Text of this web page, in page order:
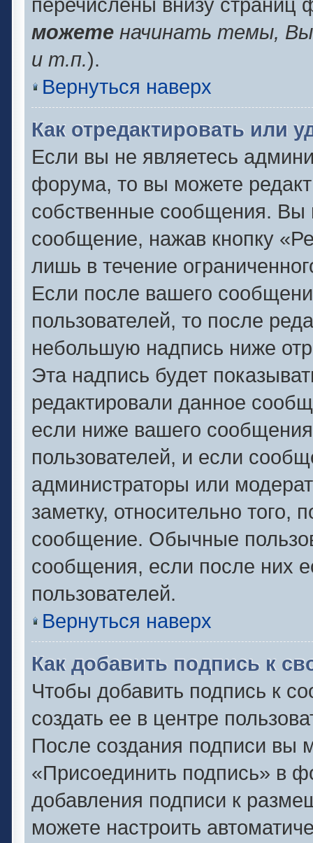
можете начинать темы,
и т.п.).
Вернуться наверх
Как отредактировать или
Если вы не являетесь
форума, то вы можете
собственные сообщения. Вы
сообщение, нажав кнопку
лишь в течение
Если после вашего
пользователей, то после
небольшую надпись ниже
Эта надпись будет
редактировали данное
если ниже вашего
пользователей, и если
администраторы или
заметку, относительно
сообщение. Обычные
сообщения, если после них
пользователей.
Вернуться наверх
Как добавить подпись к
Чтобы добавить подпись к
создать ее в центре
После создания подписи вы
«Присоединить подпись» в
добавления подписи к
можете настроить